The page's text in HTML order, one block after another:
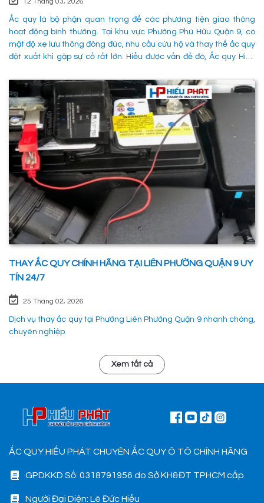
Ắc quy là bộ phận quan trọng để các phương tiện giao thông
hoạt động bình thường. Tại khu vực Phường Phú Hữu Quận 9, có
mật độ xe lưu thông đông đúc, nhu cầu cứu hộ và thay thế ắc quy
đột xuất khi gặp sự cố rất lớn. Hiểu được vấn đề đó, Ắc quy Hiếu
Hữu Quận 9 một cách nhanh chóng, chuyên nghiệp và đảm bảo
mọi hoạt động của các phương tiên giao thông không bị gián
đoạn. 1. Dịch vụ thay ắc quy tận nơi tại Phường Phú Hữu Quận 9
nhanh chóng, uy tín
THAY ẮC QUY CHÍNH HÃNG TẠI LIÊN PHƯỜNG QUẬN 9 UY
TÍN 24/7
25 Tháng 02, 2026
Dịch vụ thay ắc quy tại Phường Liên Phường Quận 9 nhanh chóng,
chuyên nghiệp.
Xem tất cả
ẮC QUY HIẾU PHÁT CHUYÊN ẮC QUY Ô TÔ CHÍNH HÃNG
GPDKKD Số: 0318791956 do Sở KH&ĐT TPHCM cấp.
Người Đại Diện: Lê Đức Hiếu